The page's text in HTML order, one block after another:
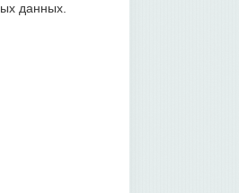
данных.